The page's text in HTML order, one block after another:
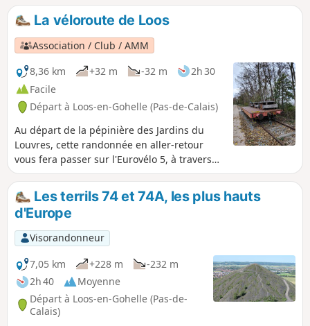
La véloroute de Loos
Association / Club / AMM
8,36 km
+32 m -32 m
2h 30
Facile
Départ à Loos-en-Gohelle (Pas-de-Calais)
Au départ de la pépinière des Jardins du
Louvres, cette randonnée en aller-retour
vous fera passer sur l'Eurovélo 5, à travers
bois et ville, et vous mèneras jusqu'à l'Église
Saint-Auguste, où vous ferez demi-tour.
Les terrils 74 et 74A, les plus hauts
d'Europe
Visorandonneur
7,05 km
+228 m
-232 m
2h 40
Moyenne
Départ à Loos-en-Gohelle (Pas-de-
Calais)